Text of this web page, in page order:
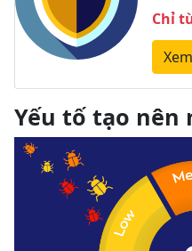
Chỉ
Yếu tố tạo nên